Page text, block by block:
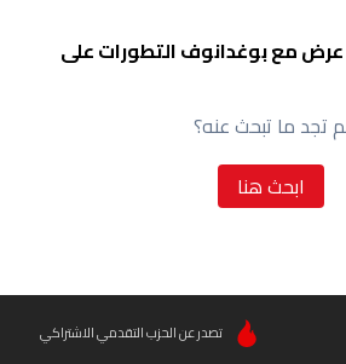
عرض مع بوغدانوف التطورات على
تجد ما تبحث عنه؟
ابحث هنا
تصدر عن الحزب التقدمي الاشتراكي